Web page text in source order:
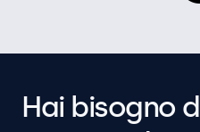
Hai bisogno